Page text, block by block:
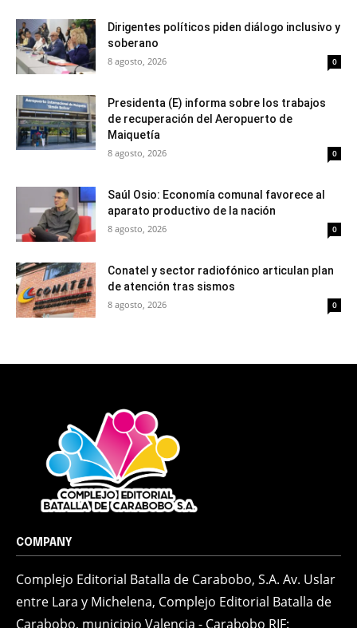
Dirigentes políticos piden diálogo inclusivo y
soberano
8 agosto, 2026 0
Presidenta (E) informa sobre los trabajos
de recuperación del Aeropuerto de
Maiquetía
8 agosto, 2026 0
Saúl Osio: Economía comunal favorece al
aparato productivo de la nación
8 agosto, 2026 0
Conatel y sector radiofónico articulan plan
de atención tras sismos
8 agosto, 2026 0
COMPANY
Complejo Editorial Batalla de Carabobo, S.A. Av. Uslar
entre Lara y Michelena, Complejo Editorial Batalla de
Carabobo, municipio Valencia - Carabobo RIF: